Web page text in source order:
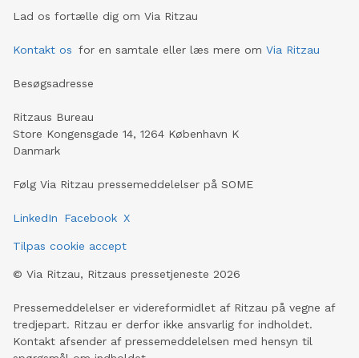
Lad os fortælle dig om Via Ritzau
Kontakt os for en samtale eller læs mere om Via Ritzau
Besøgsadresse
Ritzaus Bureau
Store Kongensgade 14, 1264 København K
Danmark
Følg Via Ritzau pressemeddelelser på SOME
LinkedIn Facebook X
Tilpas cookie accept
© Via Ritzau, Ritzaus pressetjeneste 2026
Pressemeddelelser er videreformidlet af Ritzau på vegne af
tredjepart. Ritzau er derfor ikke ansvarlig for indholdet.
Kontakt afsender af pressemeddelelsen med hensyn til